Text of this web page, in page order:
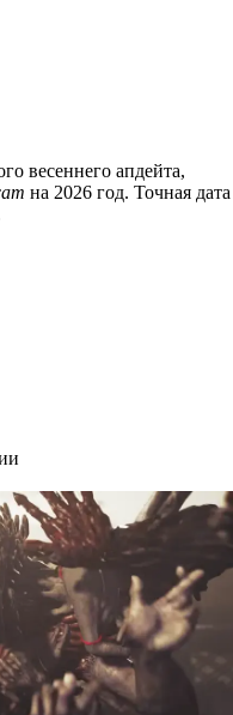
весеннего апдейта,
на 2026 год. Точная дата